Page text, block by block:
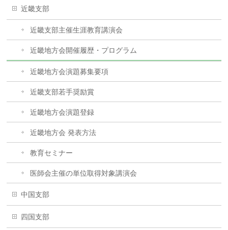
近畿支部
近畿支部主催生涯教育講演会
近畿地方会開催履歴・プログラム
近畿地方会演題募集要項
近畿支部若手奨励賞
近畿地方会演題登録
近畿地方会 発表方法
教育セミナー
医師会主催の単位取得対象講演会
中国支部
四国支部